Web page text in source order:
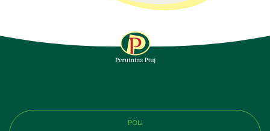
POLI